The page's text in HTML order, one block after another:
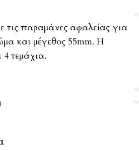
παραμάνες αφαλείας για
και μέγεθος 55mm. Η
4 τεμάχια.